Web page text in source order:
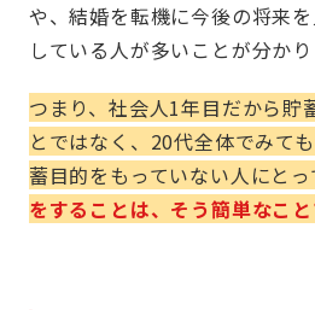
や、結婚を転機に今後の将来
している人が多いことが分かり
つまり、社会人1年目だから貯
とではなく、20代全体でみて
蓄目的をもっていない人にとっ
をすることは、そう簡単なこと